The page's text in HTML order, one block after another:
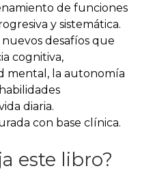
de funciones
y sistemática.
desafíos que
cognitiva,
mental, la autonomía
diaria.
con base clínica.
este libro?